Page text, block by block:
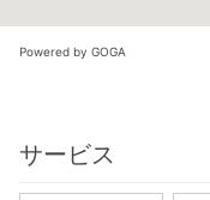
Powered by GOGA
サービス